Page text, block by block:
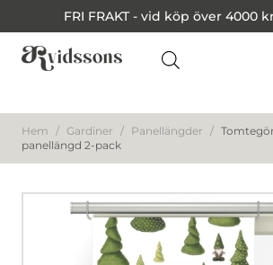
FRI FRAKT - vid köp över 4000
Hem / Gardiner / Panellängder /
panellängd 2-pack